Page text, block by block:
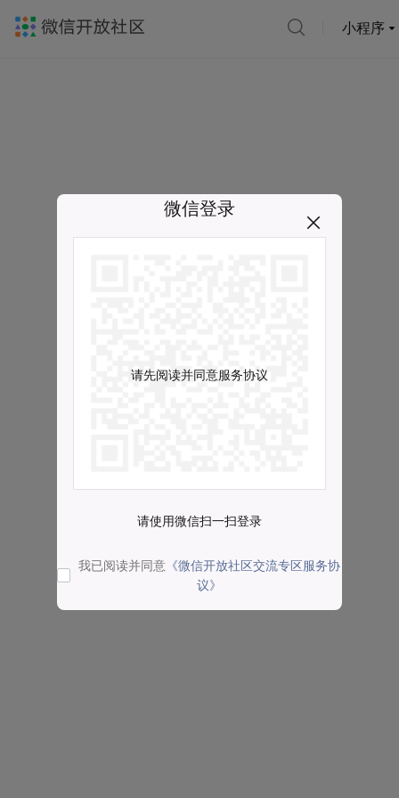
小程序
微信登录
请先阅读并同意服务协议
请使用微信扫一扫登录
我已阅读并同意 《微信开放社区交流专区服务协
议》